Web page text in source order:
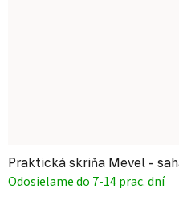
Praktická skriňa Mevel -
Odosielame do 7-14 prac. dní